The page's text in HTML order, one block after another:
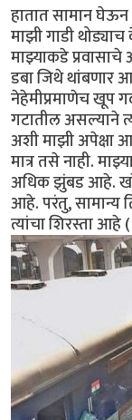
हातात सामान
माझी गाडी
माझ्याकडे
डबा जिथे थांबणार
नेहेमीप्रमाणेच खूप
गटातील असल्याने
अशी माझी अपेक्षा
मात्र तसे नाही.
अधिक झुंबड आहे. खरे
आहे. परंतु, सामान्य
त्यांचा शिरस्ता आहे